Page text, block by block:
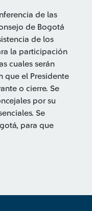
de las
de Bogotá
de los
la participación
cuales serán
que el Presidente
o cierre. Se
por su
Se
para que